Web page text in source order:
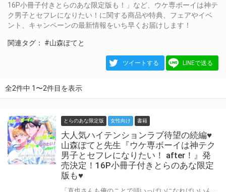
16P小冊子付きとらのあな限定版も！」など、ウケ専ボーイは神テ
ク男子とセフレになりたい！に関する商品や特典、フェアやイベ
ント、キャンペーンの最新情報をいち早くお届けします！
関連タグ： #山森ぽてと
ツイートする LINEで送る
全2件中 1〜2件目を表示
とらのあな限定版 女性向け 書籍
大人気ハイテンションラブ待望の続編♥
山森ぽてと先生『ウケ専ボーイは神テク
男子とセフレになりたい！ after！』発
売決定！16P小冊子付きとらのあな限定
版も♥